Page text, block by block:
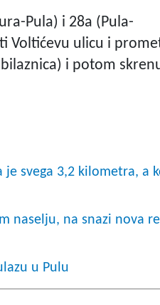
Pula) i 28a (Pula-
Voltićevu ulicu i
i potom
svega 3,2 kilometra, a
naselju, na snazi nova
u Pulu